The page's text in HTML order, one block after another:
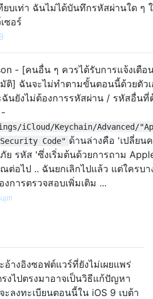
ยบเท่า ฉันไม่ได้บันทึกรหัสผ่านใด ๆ
ซอร์
- [คนอื่น ๆ ควรได้รับการแจ้งเตือ
ติ] ฉันจะไม่ทำตามขั้นตอนนี้ด้วยตัวเ
ฉันยังไม่ต้องการรหัสผ่าน / รหัสอื่นที่
-
iCloud/Keychain/Advanced/
Code" ด้านล่างคือ 'เปลี่ยน
ย รหัส 'ซึ่งเริ่มต้นด้วยการถาม
ต่อไป .. ฉันยกเลิกไปแล้ว แต่ใครบ
งการตรวจสอบเพิ่มเติม ...
อ้างอิงซอฟต์แวร์ที่ยังไม่เผยแพร่
งไปตรงมาอาจเป็นวิธีแก้ปัญหา
ลงทะเบียนตอนนี้ใน iOS 9 เบต้า